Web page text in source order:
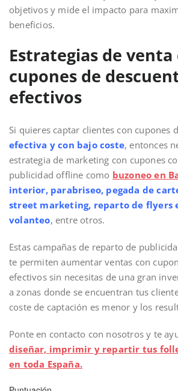
objetivos y mide el impacto para
beneficios.
Estrategias de venta
cupones de
efectivos
Si quieres captar clientes con cupones
efectiva y con bajo coste, entonces
estrategia de marketing con cupones
publicidad offline como buzoneo en
interior, parabriseo, pegada de
street marketing, reparto de flyers
volanteo, entre otros.
Estas campañas de reparto de
te permiten aumentar ventas con
efectivos sin necesitas de una gran
a zonas donde se encuentran tus
coste de captación es menor y los
Ponte en contacto con nosotros y te
diseñar, imprimir y repartir tus
en toda España.